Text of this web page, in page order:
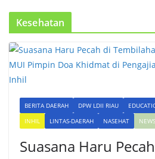
Kesehatan
BERITA DAERAH DPW LDII RIAU
INHIL
LINTAS-DAERAH NASEHAT NEWS
Suasana Haru